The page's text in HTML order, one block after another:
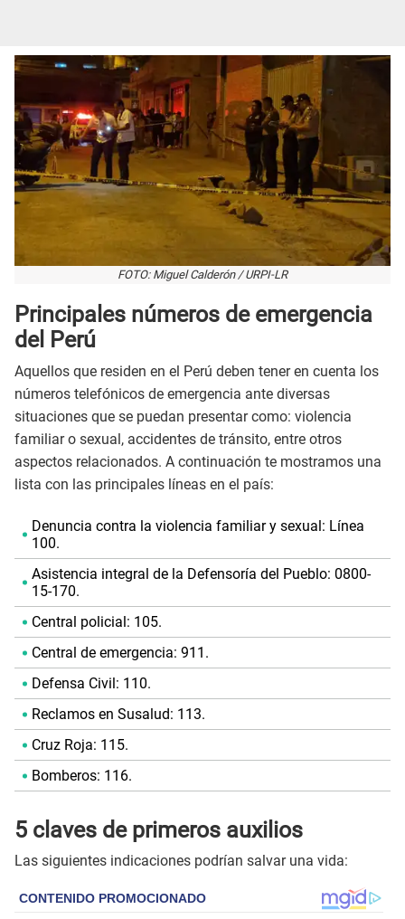
FOTO: Miguel Calderón / URPI-LR
Principales números de emergencia
del Perú
Aquellos que residen en el Perú deben tener en cuenta los
números telefónicos de emergencia ante diversas
situaciones que se puedan presentar como: violencia
familiar o sexual, accidentes de tránsito, entre otros
aspectos relacionados. A continuación te mostramos una
lista con las principales líneas en el país:
Denuncia contra la violencia familiar y sexual: Línea
100.
Asistencia integral de la Defensoría del Pueblo: 0800-
15-170.
Central policial: 105.
Central de emergencia: 911.
Defensa Civil: 110.
Reclamos en Susalud: 113.
Cruz Roja: 115.
Bomberos: 116.
5 claves de primeros auxilios
Las siguientes indicaciones podrían salvar una vida: